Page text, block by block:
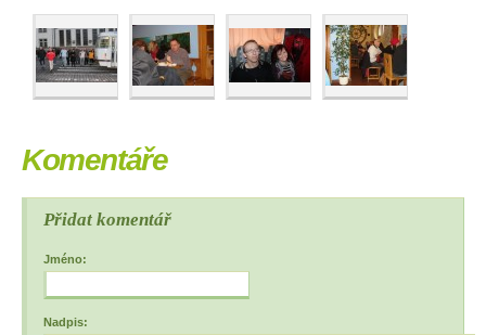
Komentáře
Přidat komentář
Jméno:
Nadpis: